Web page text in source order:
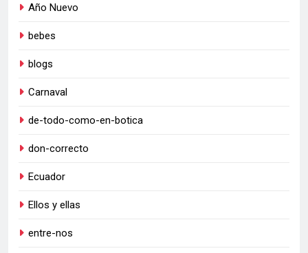
Año Nuevo
bebes
blogs
Carnaval
de-todo-como-en-botica
don-correcto
Ecuador
Ellos y ellas
entre-nos